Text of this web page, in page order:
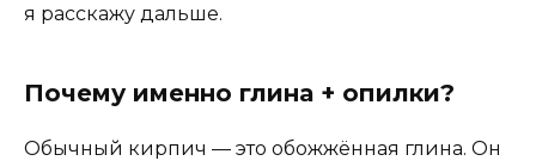
я расскажу дальше.
Почему именно глина + опилки?
Обычный кирпич — это обожжённая глина. Он